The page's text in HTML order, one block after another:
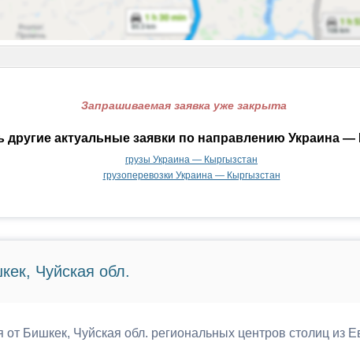
Запрашиваемая заявка уже закрыта
другие актуальные заявки по направлению Украина
грузы Украина — Кыргызстан
грузоперевозки Украина — Кыргызстан
Чуйская обл.
от Бишкек, Чуйская обл. региональных центров столиц из